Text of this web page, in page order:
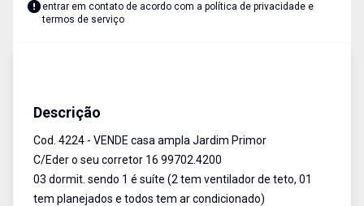
entrar em contato de acordo com a política de privacidade e
termos de serviço
Descrição
Cod. 4224 - VENDE casa ampla Jardim Primor
C/Eder o seu corretor 16 99702.4200
03 dormit. sendo 1 é suíte (2 tem ventilador de teto, 01
tem planejados e todos tem ar condicionado)